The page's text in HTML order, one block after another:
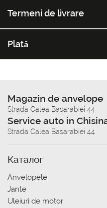
Termeni de livrare
Plată
Magazin de anvelope
Strada Calea Basarabiei 44
Service auto in
Strada Calea Basarabiei 44
Каталог
Anvelopele
Jante
Uleiuri de motor